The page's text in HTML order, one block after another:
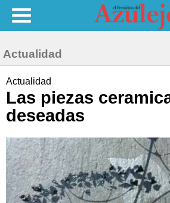
Actualidad
Actualidad
Las piezas
deseadas